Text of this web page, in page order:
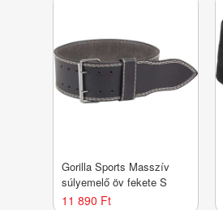
Gorilla Sports Masszív
súlyemelő öv fekete S
11 890 Ft